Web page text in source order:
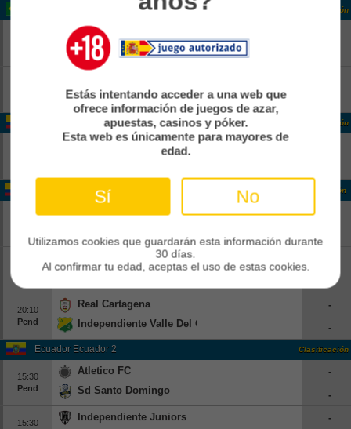
Clasificación
Vitoria
Athletico Paranaense
Internacional
Colombia Colombia 2 Clasificación
Real CUndinamarca
Colombia Colombia 2 Clasificación
16:00
20:10
Pend
Real Cartagena
Independiente Valle Del Cauca
-
-
Ecuador Ecuador 2 Clasificación
15:30
Pend
Atletico FC
Sd Santo Domingo
-
-
15:30
Independiente Juniors
-
Estás intentando acceder a una web que
ofrece información de juegos de azar,
apuestas, casinos y póker.
Esta web es únicamente para mayores de
edad.
Sí No
Utilizamos cookies que guardarán esta información durante
30 días.
Al confirmar tu edad, aceptas el uso de estas cookies.